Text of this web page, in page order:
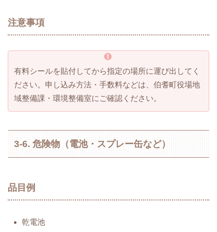
注意事項
有料シールを貼付してから指定の場所に運び出してく
ださい。申し込み方法・手数料などは、伯耆町役場地
域整備課・環境整備室にご確認ください。
3-6. 危険物（電池・スプレー缶など）
品目例
乾電池